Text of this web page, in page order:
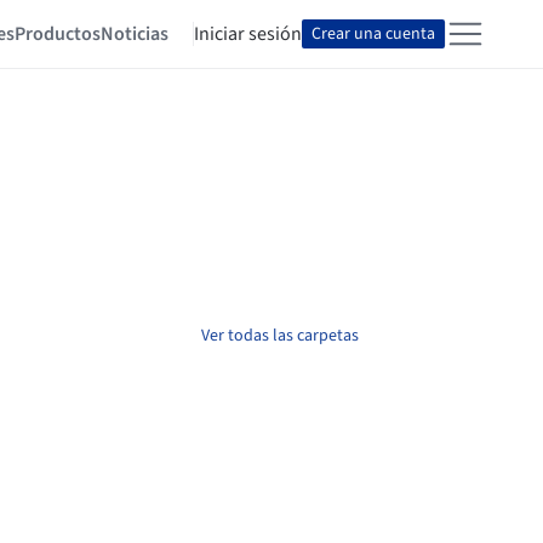
ProductosNoticias Iniciar sesión Crear una cuenta
Ver todas las carpetas